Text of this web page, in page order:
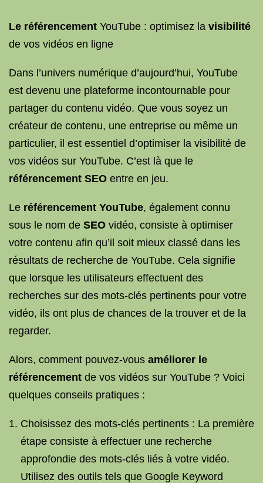
Le référencement YouTube : optimisez la visibilité
de vos vidéos en ligne
Dans l’univers numérique d’aujourd’hui, YouTube
est devenu une plateforme incontournable pour
partager du contenu vidéo. Que vous soyez un
créateur de contenu, une entreprise ou même un
particulier, il est essentiel d’optimiser la visibilité de
vos vidéos sur YouTube. C’est là que le
référencement SEO entre en jeu.
Le référencement YouTube, également connu
sous le nom de SEO vidéo, consiste à optimiser
votre contenu afin qu’il soit mieux classé dans les
résultats de recherche de YouTube. Cela signifie
que lorsque les utilisateurs effectuent des
recherches sur des mots-clés pertinents pour votre
vidéo, ils ont plus de chances de la trouver et de la
regarder.
Alors, comment pouvez-vous améliorer le
référencement de vos vidéos sur YouTube ? Voici
quelques conseils pratiques :
Choisissez des mots-clés pertinents : La première
étape consiste à effectuer une recherche
approfondie des mots-clés liés à votre vidéo.
Utilisez des outils tels que Google Keyword